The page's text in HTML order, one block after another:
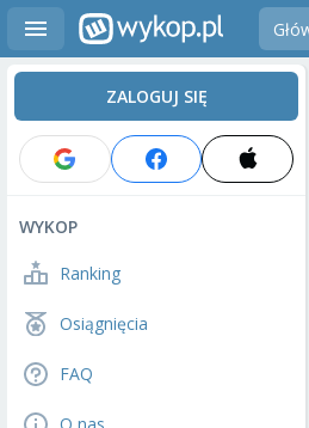
ZALOGUJ SIĘ
WYKOP
Ranking
Osiągnięcia
FAQ